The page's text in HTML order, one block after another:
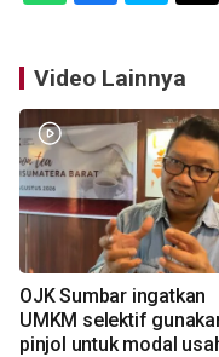
Video Lainnya
OJK Sumbar ingatkan
UMKM selektif
pinjol untuk modal